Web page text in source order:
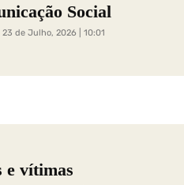
Social
23 de Julho, 2026 | 10:01
e vítimas